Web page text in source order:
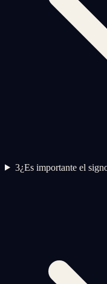
3¿Es importante el